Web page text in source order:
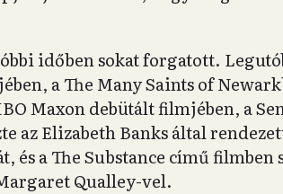
időben sokat forgatott.
a The Many Saints of
Maxon debütált filmjében, a
az Elizabeth Banks által
és a The Substance című
Qualley-vel.